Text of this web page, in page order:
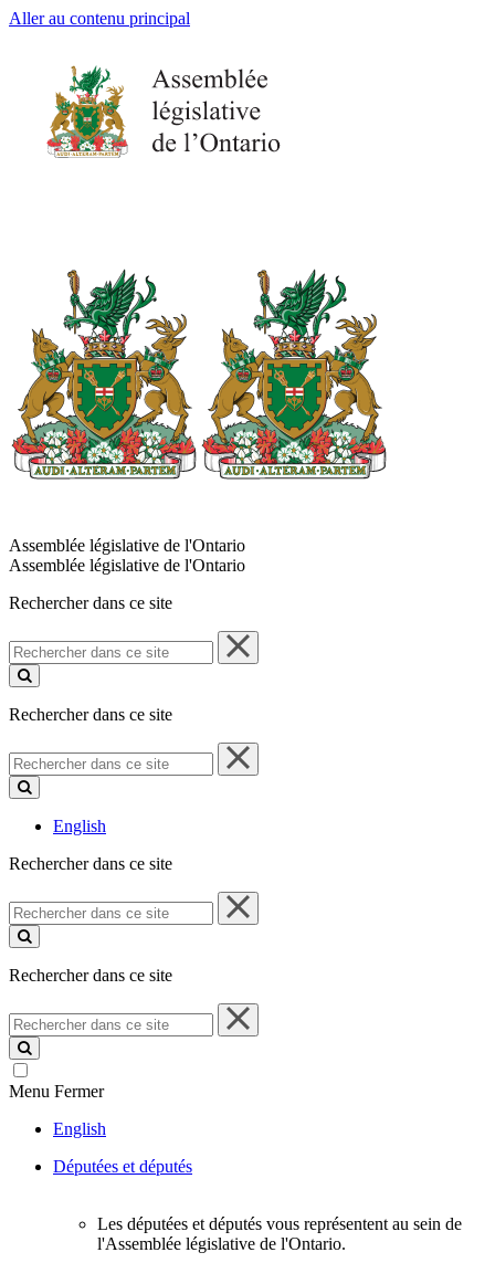
Aller au contenu principal
Assemblée législative de l'Ontario
Assemblée législative de l'Ontario
Rechercher dans ce site
Rechercher
dans
ce
Rechercher dans ce site
Rechercher
dans
ce
English
Rechercher dans ce site
Rechercher
dans
ce
Rechercher dans ce site
Rechercher
dans
ce
site
Menu Fermer
English
Députées et députés
Les députées et députés vous représentent au sein de
l'Assemblée législative de l'Ontario.